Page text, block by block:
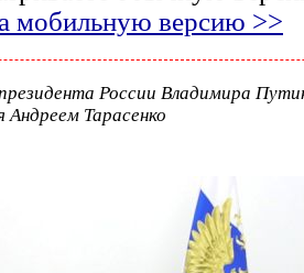
мобильную версию >>
России Владимира
Андреем Тарасенко